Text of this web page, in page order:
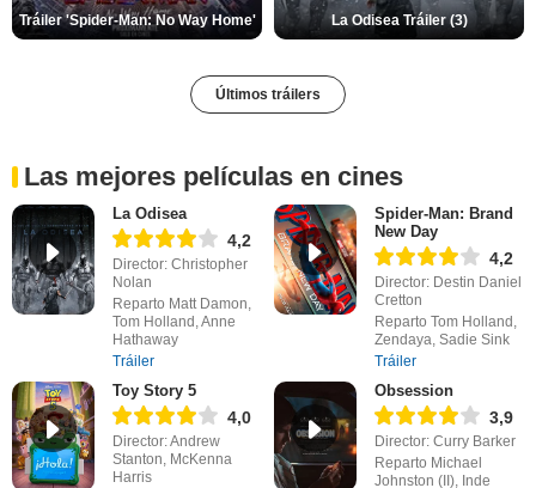
Tráiler 'Spider-Man: No Way Home' La Odisea Tráiler (3)
Últimos tráilers
Las mejores películas en cines
La Odisea
4,2
Director: Christopher
Nolan
Reparto Matt Damon,
Tom Holland, Anne
Hathaway
Tráiler
Spider-Man: Brand
New Day
4,2
Director: Destin Daniel
Cretton
Reparto Tom Holland,
Zendaya, Sadie Sink
Tráiler
Toy Story 5
4,0
Director: Andrew
Stanton, McKenna
Harris
Obsession
3,9
Director: Curry Barker
Reparto Michael
Johnston (II), Inde